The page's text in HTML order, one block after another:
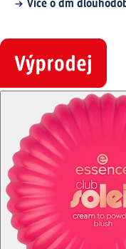
Více o dm